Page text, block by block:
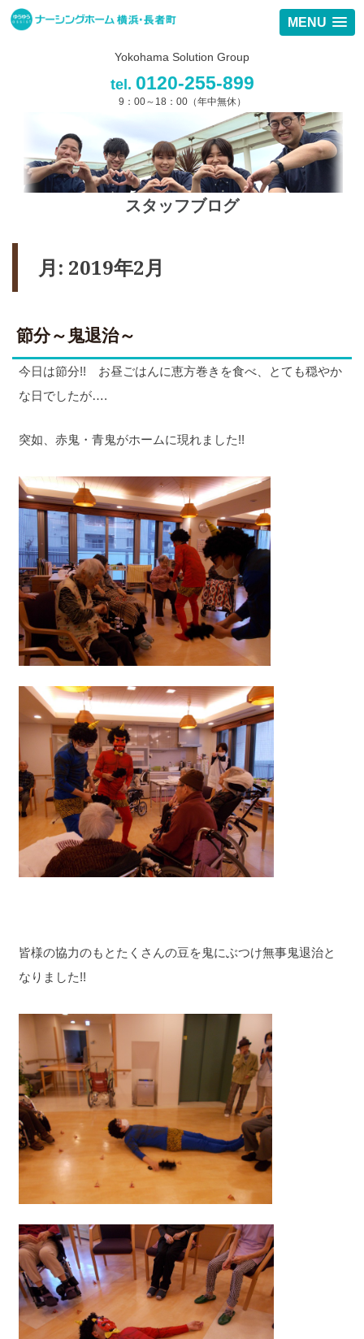
MENU
Yokohama Solution Group
tel. 0120-255-899
9：00～18：00（年中無休）
スタッフブログ
月: 2019年2月
節分～鬼退治～
今日は節分!! お昼ごはんに恵方巻きを食べ、とても穏やか
な日でしたが….
突如、赤鬼・青鬼がホームに現れました!!
皆様の協力のもとたくさんの豆を鬼にぶつけ無事鬼退治と
なりました!!